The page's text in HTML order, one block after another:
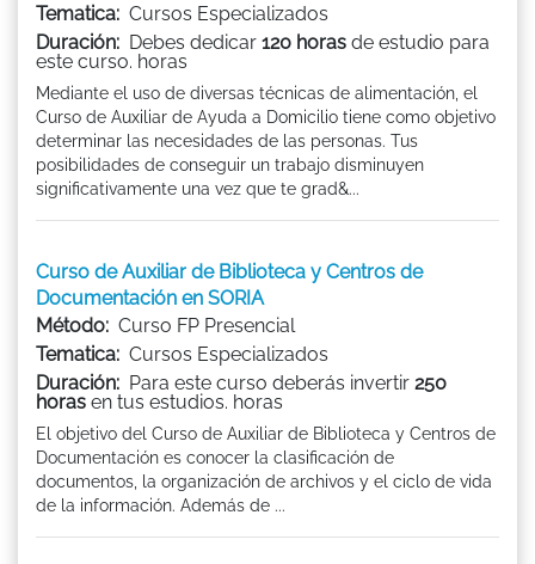
Tematica: Cursos Especializados
Duración: Debes dedicar 120 horas de estudio para
este curso. horas
Mediante el uso de diversas técnicas de alimentación, el
Curso de Auxiliar de Ayuda a Domicilio tiene como objetivo
determinar las necesidades de las personas. Tus
posibilidades de conseguir un trabajo disminuyen
significativamente una vez que te grad&...
Curso de Auxiliar de Biblioteca y Centros de
Documentación en SORIA
Método: Curso FP Presencial
Tematica: Cursos Especializados
Duración: Para este curso deberás invertir 250
horas en tus estudios. horas
El objetivo del Curso de Auxiliar de Biblioteca y Centros de
Documentación es conocer la clasificación de
documentos, la organización de archivos y el ciclo de vida
de la información. Además de ...